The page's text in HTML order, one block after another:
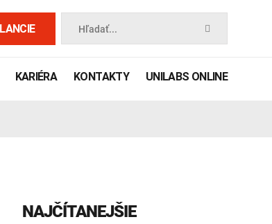
Hľadať...
KARIÉRA KONTAKTY UNILABS ONLINE
NAJČÍTANEJŠIE